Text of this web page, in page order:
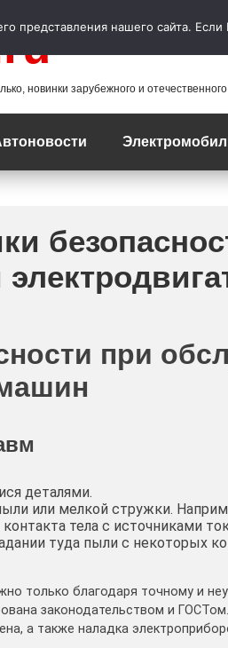
новинки зарубежного и
при
деталями.
или мелкой стружки.
тела с источниками
туда пыли с некоторых
только благодаря точному и
законодательством и
а также наладка
представления нашего сайта.